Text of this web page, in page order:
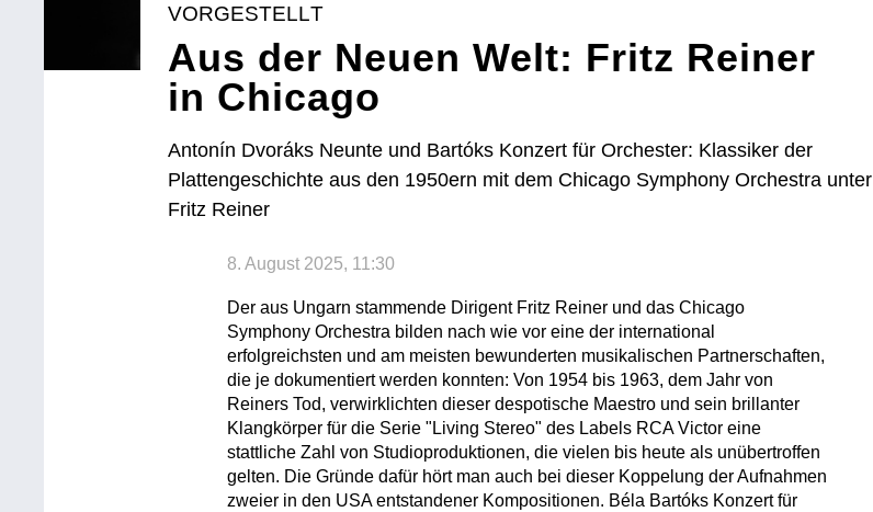
VORGESTELLT
Aus der Neuen Welt: Fritz Reiner
in Chicago
Antonín Dvoráks Neunte und Bartóks Konzert für Orchester: Klassiker der
Plattengeschichte aus den 1950ern mit dem Chicago Symphony Orchestra unter
Fritz Reiner
8. August 2025, 11:30
Der aus Ungarn stammende Dirigent Fritz Reiner und das Chicago
Symphony Orchestra bilden nach wie vor eine der international
erfolgreichsten und am meisten bewunderten musikalischen Partnerschaften,
die je dokumentiert werden konnten: Von 1954 bis 1963, dem Jahr von
Reiners Tod, verwirklichten dieser despotische Maestro und sein brillanter
Klangkörper für die Serie "Living Stereo" des Labels RCA Victor eine
stattliche Zahl von Studioproduktionen, die vielen bis heute als unübertroffen
gelten. Die Gründe dafür hört man auch bei dieser Koppelung der Aufnahmen
zweier in den USA entstandener Kompositionen. Béla Bartóks Konzert für